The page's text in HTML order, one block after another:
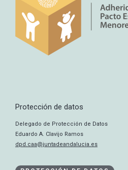
Protección de datos
Delegado de Protección de Datos
Eduardo A. Clavijo Ramos
dpd.caa@juntadeandalucia.es